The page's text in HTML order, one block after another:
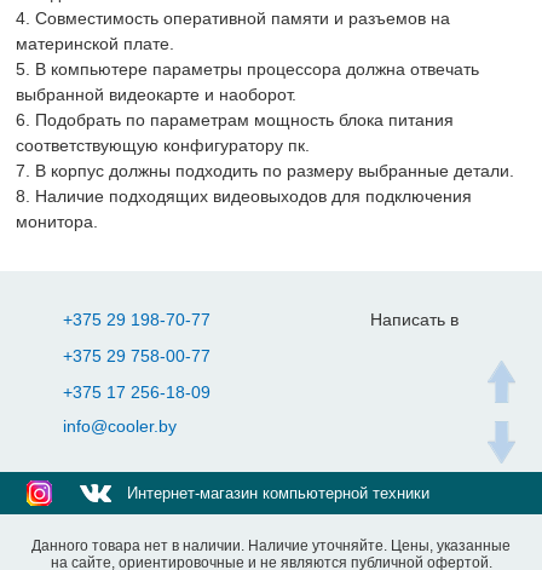
4. Совместимость оперативной памяти и разъемов на
материнской плате.
5. В компьютере параметры процессора должна отвечать
выбранной видеокарте и наоборот.
6. Подобрать по параметрам мощность блока питания
соответствующую конфигуратору пк.
7. В корпус должны подходить по размеру выбранные детали.
8. Наличие подходящих видеовыходов для подключения
монитора.
+375 29 198-70-77
+375 29 758-00-77
+375 17 256-18-09
info@cooler.by
Написать в
Интернет-магазин компьютерной техники
Данного товара нет в наличии. Наличие уточняйте. Цены, указанные
на сайте, ориентировочные и не являются публичной офертой.